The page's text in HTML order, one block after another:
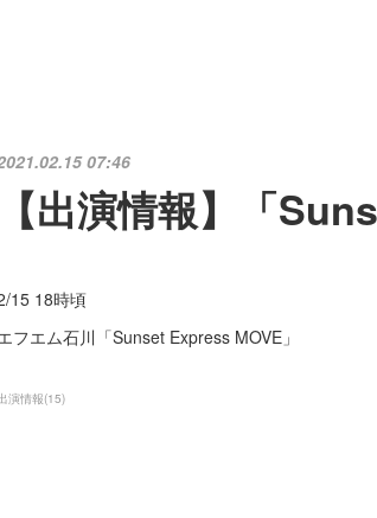
07:46
【出演情報】「
15 18時頃
フエム石川「Sunset Express MOVE」
演情報(15)